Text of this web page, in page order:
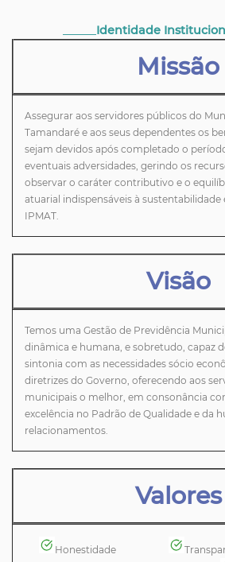
Identidade
Missão
Assegurar aos servidores públicos do
Tamandaré e aos seus dependentes os
sejam devidos após completado o
eventuais adversidades, gerindo os
observar o caráter contributivo e o
atuarial indispensáveis à sustentabilidade
IPMAT.
Visão
Temos uma Gestão de Previdência
dinâmica e humana, e sobretudo, capaz
sintonia com as necessidades sócio
diretrizes do Governo, oferecendo aos
municipais o melhor, em consonância
excelência no Padrão de Qualidade e da
relacionamentos.
Valores
Honestidade